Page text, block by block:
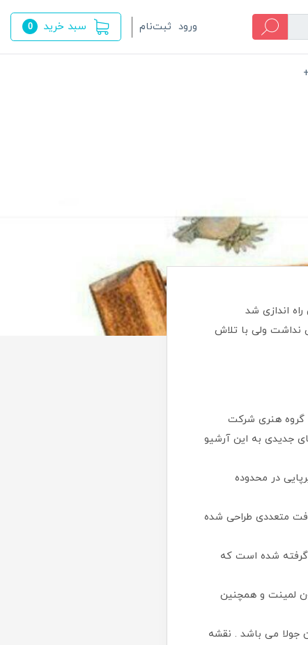
ورود ثبت‌نام سبد خرید 0
نداشت ولی با تلاش
گروه هنری شرکت
جدیدی به این آرشیو
تا 70 و اغلب در رجشمار 46تا50 و تولیدات زیرپایی در محدوده
متعددی طراحی شده
گرفته شده است که
لمینت و همچنین
جولا می باشد . نقشه